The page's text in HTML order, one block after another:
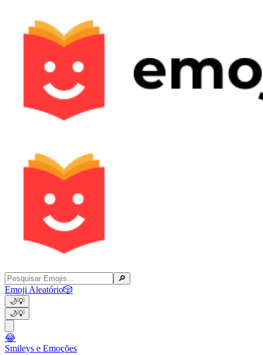
🔎
Emoji Aleatório🎲
🌙💡
🌙💡
😂
Smileys e Emoções